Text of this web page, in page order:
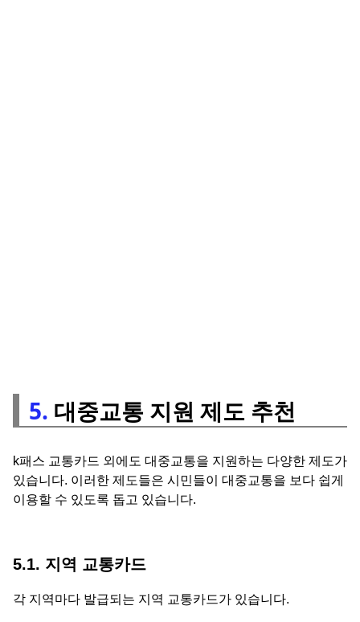
5. 대중교통 지원 제도 추천
k패스 교통카드 외에도 대중교통을 지원하는 다양한 제도가
있습니다. 이러한 제도들은 시민들이 대중교통을 보다 쉽게
이용할 수 있도록 돕고 있습니다.
5.1. 지역 교통카드
각 지역마다 발급되는 지역 교통카드가 있습니다.